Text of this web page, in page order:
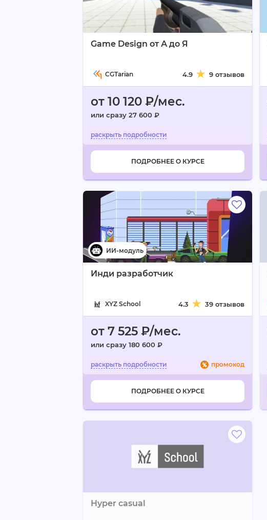
Game Design от А до Я
CGTarian 4.9 9 отзывов
от 10 120 ₽/мес.
или сразу 27 600 ₽
ПОДРОБНЕЕ О КУРСЕ
Инди разработчик
XYZ School 4.3 39 отзывов
от 7 525 ₽/мес.
или сразу 180 600 ₽
промокод
ПОДРОБНЕЕ О КУРСЕ
Hyper casual